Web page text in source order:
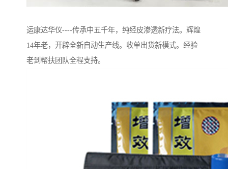
运康达华仪----传承中五千年，纯经皮渗透新疗法。辉煌
14年老，开辟全新自动生产线。收单出货新模式。经验
老到帮扶团队全程支持。